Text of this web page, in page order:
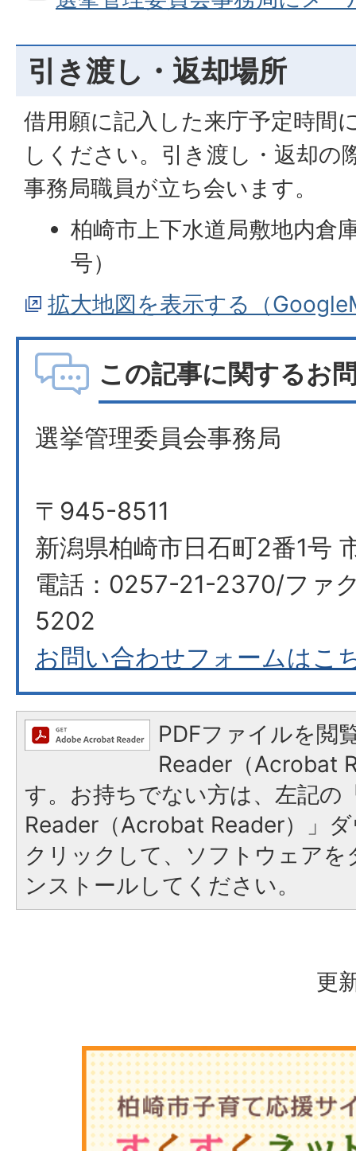
引き渡し・返却場所
借用願に記入した来庁予定時間
しください。引き渡し・返却の
事務局職員が立ち会います。
柏崎市上下水道局敷地内倉
号）
拡大地図を表示する（
この記事に関するお
選挙管理委員会事務局
〒945-8511
新潟県柏崎市日石町2番1号
電話：0257-21-2370/ファ
5202
お問い合わせフォームはこ
PDFファイルを閲
Reader（Acrobat
す。お持ちでない方は、左記の
Reader（Acrobat Reader）」
クリックして、ソフトウェア
ンストールしてください。
更